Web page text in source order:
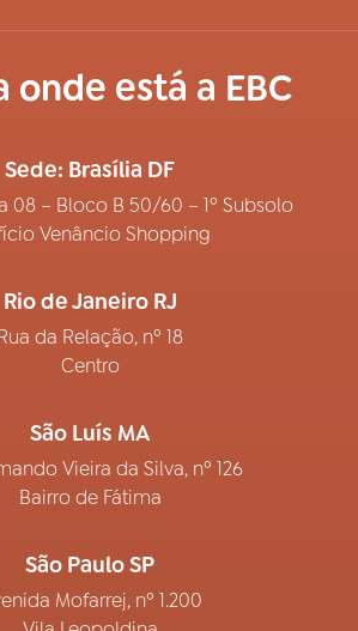
onde está a EBC
Sede: Brasília DF
08 – Bloco B 50/60 – 1º Subsolo
Venâncio Shopping
Rio de Janeiro RJ
da Relação, nº 18
Centro
São Luís MA
Vieira da Silva, nº 126
Bairro de Fátima
São Paulo SP
Mofarrej, nº 1.200